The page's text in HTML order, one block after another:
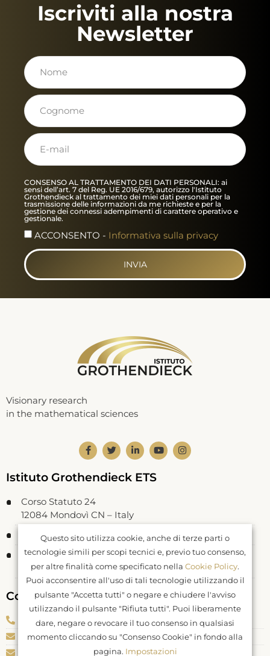
Iscriviti alla nostra
Newsletter
CONSENSO AL TRATTAMENTO DEI DATI PERSONALI: ai
sensi dell’art. 7 del Reg. UE 2016/679, autorizzo l'Istituto
Grothendieck al trattamento dei miei dati personali per la
trasmissione delle informazioni da me richieste e per la
gestione dei connessi adempimenti di carattere operativo e
gestionale.
ACCONSENTO - Informativa sulla privacy
INVIA
Visionary research
in the mathematical sciences
Istituto Grothendieck ETS
Corso Statuto 24
12084 Mondovì CN – Italy
Codice Fiscale: 93062550046
Registrato al RUNTS rep. n. 26177
DDR Piemonte n. 577 del 04.04.2022
Contatti
Telefono: +39 0174 082040
E-mail: info@igrothendieck.org
PEC: igrothendieck@pec.it
Questo sito utilizza cookie, anche di terze parti o
tecnologie simili per scopi tecnici e, previo tuo consenso,
per altre finalità come specificato nella Cookie Policy.
Puoi acconsentire all'uso di tali tecnologie utilizzando il
pulsante "Accetta tutti" o negare e chiudere l'avviso
utilizzando il pulsante "Rifiuta tutti". Puoi liberamente
dare, negare o revocare il tuo consenso in qualsiasi
momento cliccando su "Consenso Cookie" in fondo alla
pagina. Impostazioni